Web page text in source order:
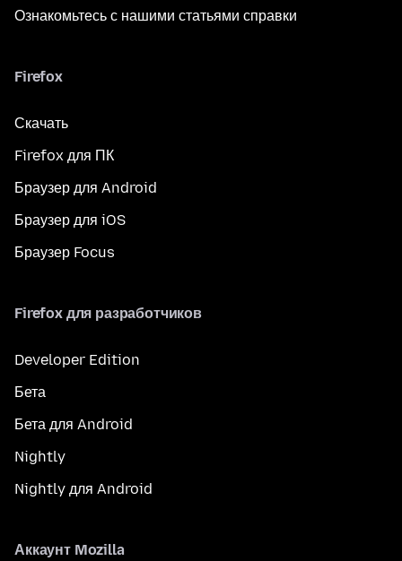
Ознакомьтесь с нашими статьями справки
Firefox
Скачать
Firefox для ПК
Браузер для Android
Браузер для iOS
Браузер Focus
Firefox для разработчиков
Developer Edition
Бета
Бета для Android
Nightly
Nightly для Android
Аккаунт Mozilla